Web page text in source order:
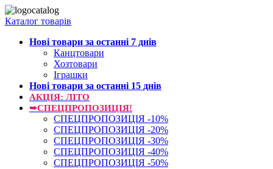
Каталог товарів
Нові товари за останнi 7 днiв
Канцтовари
Хозтовари
Іграшки
Нові товари за останнi 15 днiв
АКЦІЯ: ЛІТО
➥СПЕЦПРОПОЗИЦІЯ!
СПЕЦПРОПОЗИЦІЯ -10%
СПЕЦПРОПОЗИЦІЯ -20%
СПЕЦПРОПОЗИЦІЯ -30%
СПЕЦПРОПОЗИЦІЯ -40%
СПЕЦПРОПОЗИЦІЯ -50%